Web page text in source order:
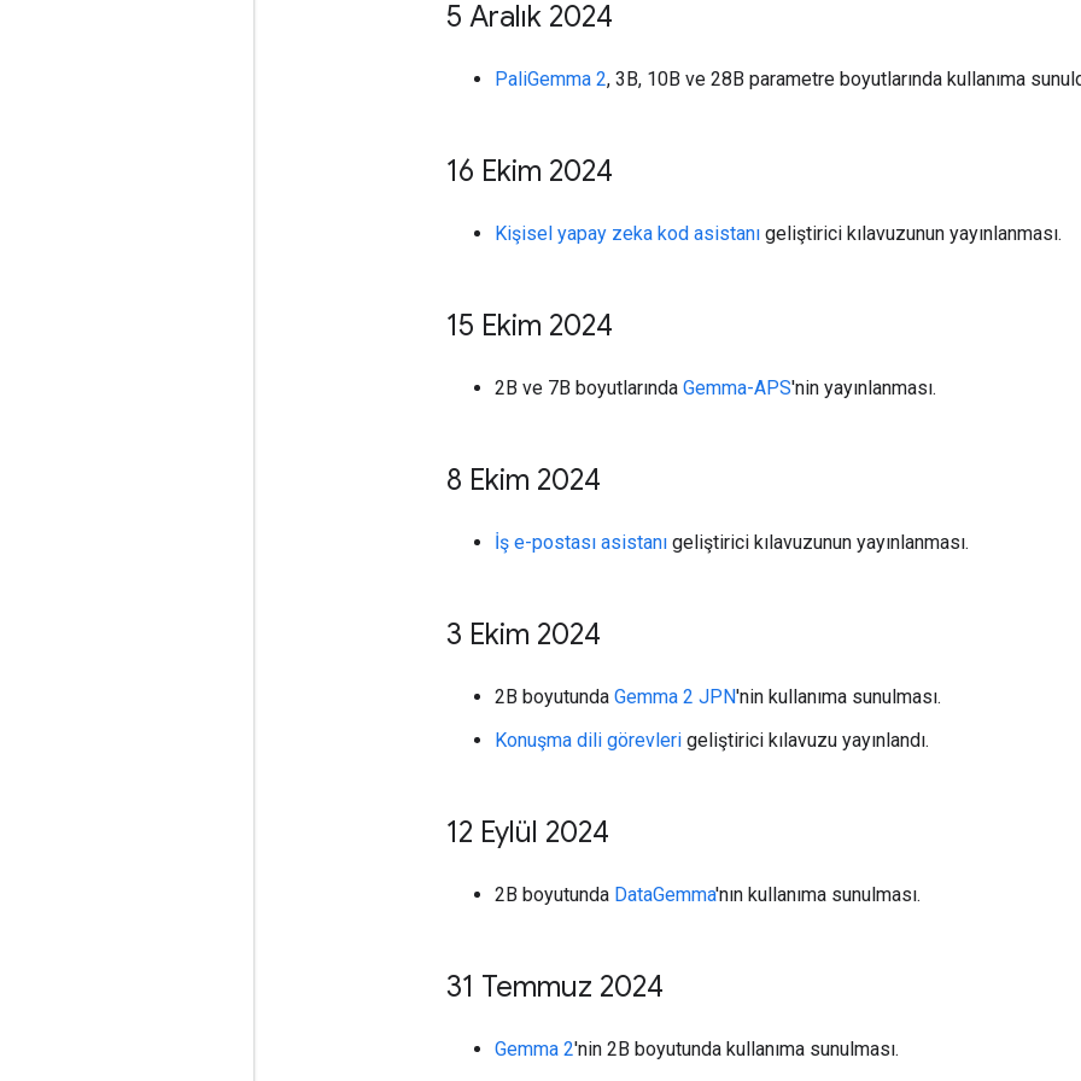
5 Aralık 2024
PaliGemma 2, 3B, 10B ve 28B parametre boyutlarında kullanıma
16 Ekim 2024
Kişisel yapay zeka kod asistanı geliştirici kılavuzunun yayınlanması.
15 Ekim 2024
2B ve 7B boyutlarında Gemma-APS'nin yayınlanması.
8 Ekim 2024
İş e-postası asistanı geliştirici kılavuzunun yayınlanması.
3 Ekim 2024
2B boyutunda Gemma 2 JPN'nin kullanıma sunulması.
Konuşma dili görevleri geliştirici kılavuzu yayınlandı.
12 Eylül 2024
2B boyutunda DataGemma'nın kullanıma sunulması.
31 Temmuz 2024
Gemma 2'nin 2B boyutunda kullanıma sunulması.